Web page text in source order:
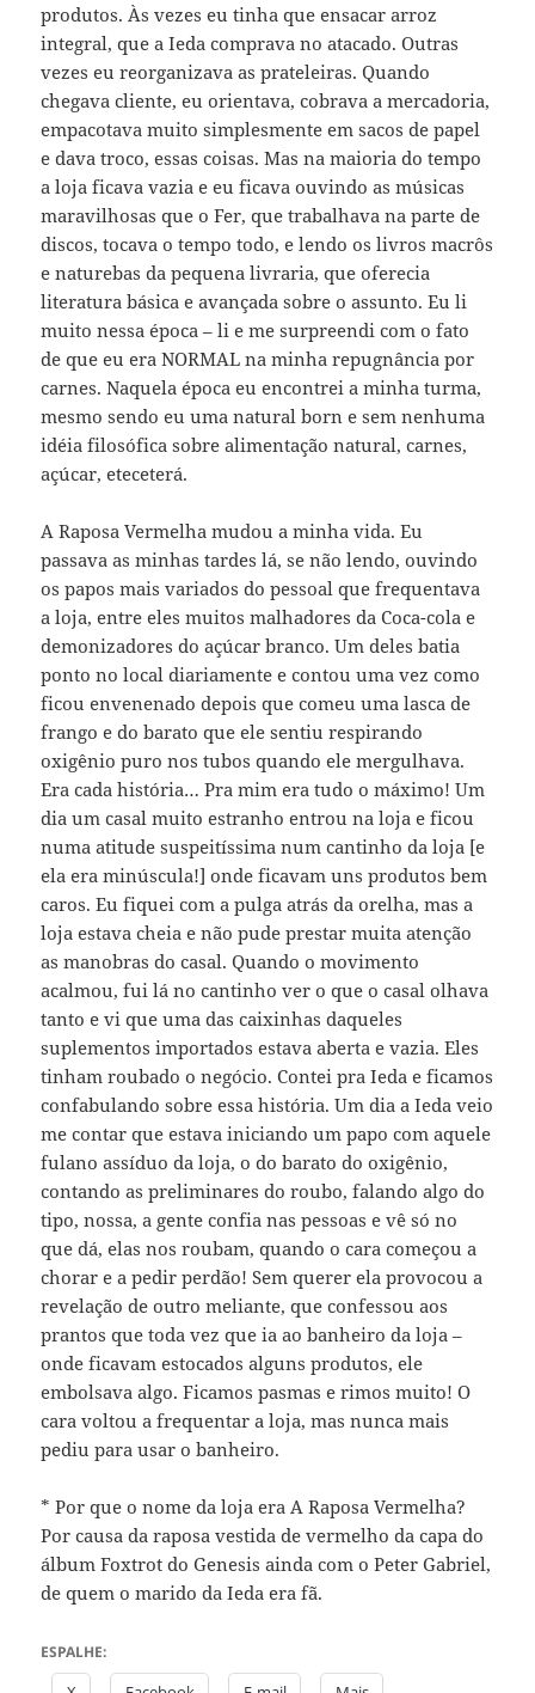
produtos. Às vezes eu tinha que ensacar arroz
integral, que a Ieda comprava no atacado. Outras
vezes eu reorganizava as prateleiras. Quando
chegava cliente, eu orientava, cobrava a mercadoria,
empacotava muito simplesmente em sacos de papel
e dava troco, essas coisas. Mas na maioria do tempo
a loja ficava vazia e eu ficava ouvindo as músicas
maravilhosas que o Fer, que trabalhava na parte de
discos, tocava o tempo todo, e lendo os livros macrôs
e naturebas da pequena livraria, que oferecia
literatura básica e avançada sobre o assunto. Eu li
muito nessa época – li e me surpreendi com o fato
de que eu era NORMAL na minha repugnância por
carnes. Naquela época eu encontrei a minha turma,
mesmo sendo eu uma natural born e sem nenhuma
idéia filosófica sobre alimentação natural, carnes,
açúcar, eteceterá.
A Raposa Vermelha mudou a minha vida. Eu
passava as minhas tardes lá, se não lendo, ouvindo
os papos mais variados do pessoal que frequentava
a loja, entre eles muitos malhadores da Coca-cola e
demonizadores do açúcar branco. Um deles batia
ponto no local diariamente e contou uma vez como
ficou envenenado depois que comeu uma lasca de
frango e do barato que ele sentiu respirando
oxigênio puro nos tubos quando ele mergulhava.
Era cada história… Pra mim era tudo o máximo! Um
dia um casal muito estranho entrou na loja e ficou
numa atitude suspeitíssima num cantinho da loja [e
ela era minúscula!] onde ficavam uns produtos bem
caros. Eu fiquei com a pulga atrás da orelha, mas a
loja estava cheia e não pude prestar muita atenção
as manobras do casal. Quando o movimento
acalmou, fui lá no cantinho ver o que o casal olhava
tanto e vi que uma das caixinhas daqueles
suplementos importados estava aberta e vazia. Eles
tinham roubado o negócio. Contei pra Ieda e ficamos
confabulando sobre essa história. Um dia a Ieda veio
me contar que estava iniciando um papo com aquele
fulano assíduo da loja, o do barato do oxigênio,
contando as preliminares do roubo, falando algo do
tipo, nossa, a gente confia nas pessoas e vê só no
que dá, elas nos roubam, quando o cara começou a
chorar e a pedir perdão! Sem querer ela provocou a
revelação de outro meliante, que confessou aos
prantos que toda vez que ia ao banheiro da loja –
onde ficavam estocados alguns produtos, ele
embolsava algo. Ficamos pasmas e rimos muito! O
cara voltou a frequentar a loja, mas nunca mais
pediu para usar o banheiro.
* Por que o nome da loja era A Raposa Vermelha?
Por causa da raposa vestida de vermelho da capa do
álbum Foxtrot do Genesis ainda com o Peter Gabriel,
de quem o marido da Ieda era fã.
ESPALHE: